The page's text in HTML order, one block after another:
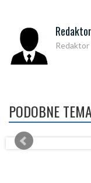
Redaktor
Redaktor
PODOBNE